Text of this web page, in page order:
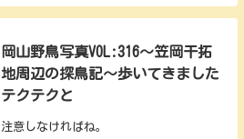
岡山野鳥写真VOL:316～笠岡干拓
地周辺の探鳥記～歩いてきました
テクテクと
注意しなければね。